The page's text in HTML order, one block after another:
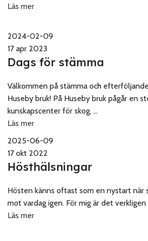
Läs mer
2024-02-09
17 apr 2023
Dags för stämma
Välkommen på stämma och
Huseby bruk! På Huseby bruk pågår en
kunskapscenter för skog, ...
Läs mer
2025-06-09
17 okt 2022
Hösthälsningar
Hösten känns oftast som en nystart när
mot vardag igen. För mig är det
Läs mer